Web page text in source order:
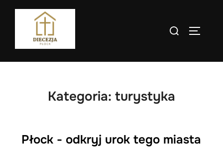
Skip
Search
Kategoria: turystyka
Płock - odkryj urok tego miasta